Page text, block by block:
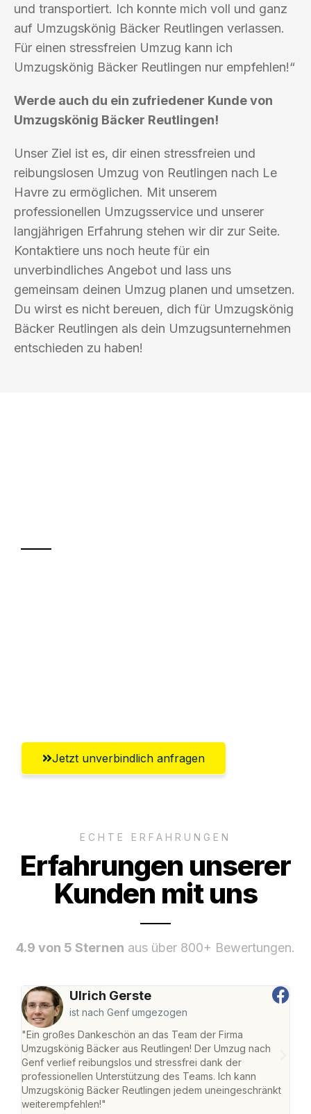
und transportiert. Ich konnte mich voll und ganz
auf Umzugskönig Bäcker Reutlingen verlassen.
Für einen stressfreien Umzug kann ich
Umzugskönig Bäcker Reutlingen nur empfehlen!“
Werde auch du ein zufriedener Kunde von
Umzugskönig Bäcker Reutlingen!
Unser Ziel ist es, dir einen stressfreien und
reibungslosen Umzug von Reutlingen nach Le
Havre zu ermöglichen. Mit unserem
professionellen Umzugsservice und unserer
langjährigen Erfahrung stehen wir dir zur Seite.
Kontaktiere uns noch heute für ein
unverbindliches Angebot und lass uns
gemeinsam deinen Umzug planen und umsetzen.
Du wirst es nicht bereuen, dich für Umzugskönig
Bäcker Reutlingen als dein Umzugsunternehmen
entschieden zu haben!
Jetzt unverbindlich anfragen
ECHTE ERFAHRUNGEN
Erfahrungen unserer
Kunden mit uns
4.9 von 5 Sternen aus über 800+ Bewertungen.
Ulrich Gerste
ist nach Genf umgezogen
"Ein großes Dankeschön an das Team der Firma
Umzugskönig Bäcker aus Reutlingen! Der Umzug nach
Genf verlief reibungslos und stressfrei dank der
professionellen Unterstützung des Teams. Ich kann
Umzugskönig Bäcker Reutlingen jedem uneingeschränkt
weiterempfehlen!"